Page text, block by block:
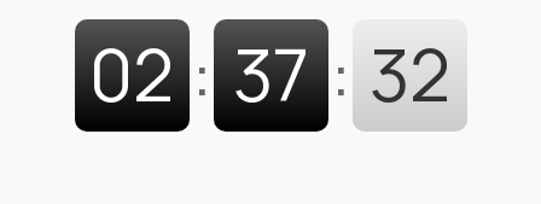
02 : 37 : 33